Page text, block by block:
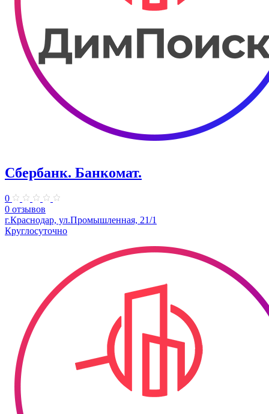
Сбербанк. Банкомат.
0
0 отзывов
г.Краснодар, ул.Промышленная, 21/1
Круглосуточно